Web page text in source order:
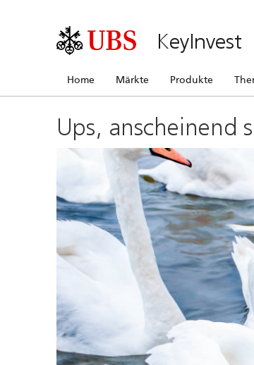
KeyInvest
Home Märkte Produkte
Ups, anscheinend